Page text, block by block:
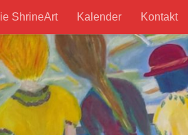
ShrineArt Kalender Kontakt